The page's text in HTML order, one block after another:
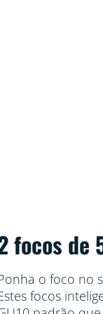
focos de
o foco no
focos